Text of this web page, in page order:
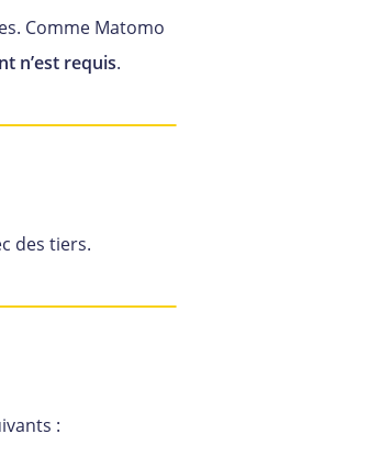
Comme Matomo
n’est requis.
des tiers.
: